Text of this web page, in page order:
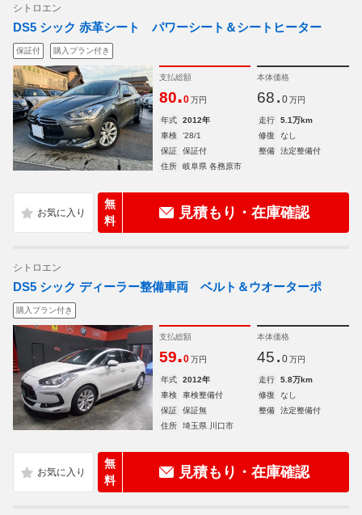
シトロエン
DS5 シック 赤革シート パワーシート＆シートヒーター
保証付 購入プラン付き
支払総額
80.0 万円
本体価格
68. 0 万円
年式 2012年 走行
5.1万km
車検
'28/1 修復
なし
保証
保証付 整備
法定整備付
住所
岐阜県 各務原市
無
料
見積もり・在庫確認
シトロエン
DS5 シック ディーラー整備車両 ベルト＆ウオーターポ
購入プラン付き
支払総額
59.0 万円
本体価格
45. 0 万円
年式 2012年 走行
5.8万km
車検
車検整備付 修復
なし
保証
保証無 整備
法定整備付
住所
埼玉県 川口市
無
料
見積もり・在庫確認